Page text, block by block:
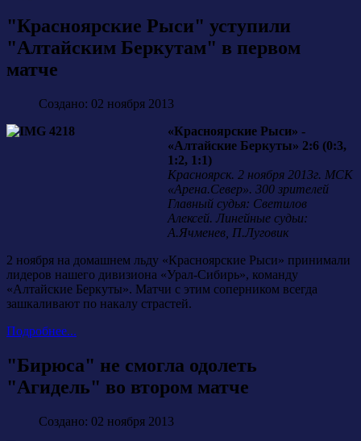
"Красноярские Рыси" уступили
"Алтайским Беркутам" в первом
матче
Создано: 02 ноября 2013
«Красноярские Рыси» -
«Алтайские Беркуты» 2:6 (0:3,
1:2, 1:1)
Красноярск. 2 ноября 2013г. МСК
«Арена.Север». 300 зрителей
Главный судья: Светилов
Алексей. Линейные судьи:
А.Ячменев, П.Луговик
2 ноября на домашнем льду «Красноярские Рыси» принимали
лидеров нашего дивизиона «Урал-Сибирь», команду
«Алтайские Беркуты». Матчи с этим соперником всегда
зашкаливают по накалу страстей.
Подробнее...
"Бирюса" не смогла одолеть
"Агидель" во втором матче
Создано: 02 ноября 2013